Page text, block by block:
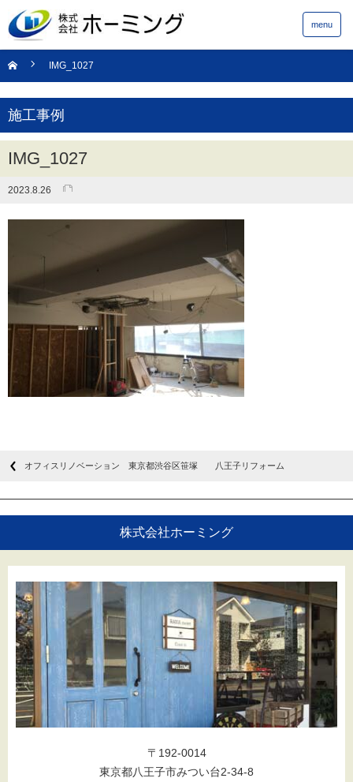
menu
IMG_1027
施工事例
IMG_1027
2023.8.26
オフィスリノベーション 東京都渋谷区笹塚 八王子リフォーム
株式会社ホーミング
〒192-0014
東京都八王子市みつい台2-34-8